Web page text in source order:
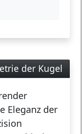
der Kugel
Eleganz der